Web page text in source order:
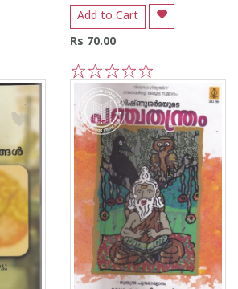
Add to Cart
Rs 70.00
5
4
3
2